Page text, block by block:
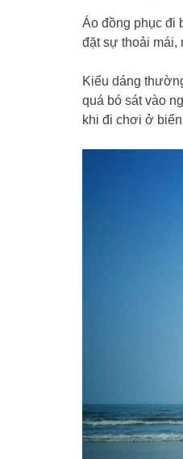
Áo đồng phục đi
đặt sự thoải mái,
Kiểu dáng
quá bó sát vào
khi đi chơi ở